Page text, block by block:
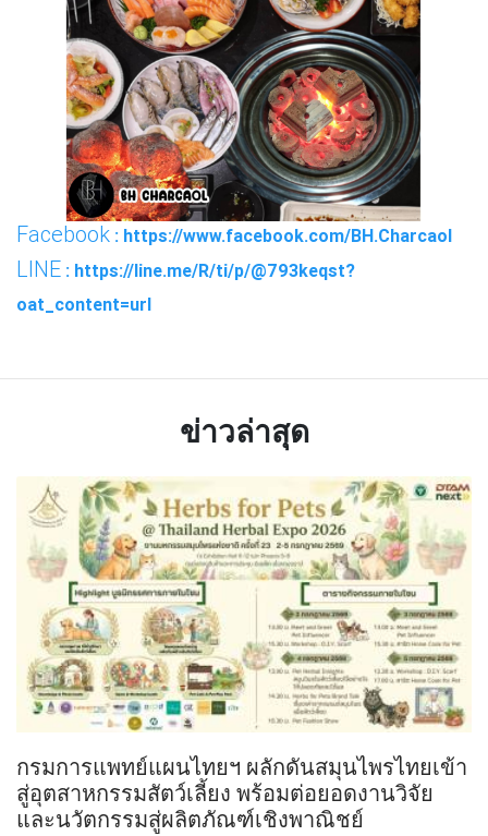
Facebook : https://www.facebook.com/BH.Charcaol
LINE : https://line.me/R/ti/p/@793keqst?
oat_content=url
ข่าวล่าสุด
กรมการแพทย์แผนไทยฯ ผลักดันสมุนไพรไทยเข้า
สู่อุตสาหกรรมสัตว์เลี้ยง พร้อมต่อยอดงานวิจัย
และนวัตกรรมสู่ผลิตภัณฑ์เชิงพาณิชย์